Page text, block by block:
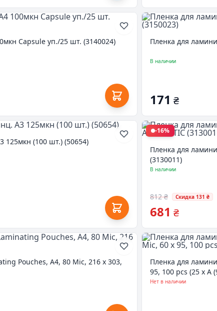
Capsule уп./25 шт. (3140024) Пленка для
В наличии
171 ₴
125мкн (100 шт.) (50654)
-16%
Пленка для
(3130011)
В наличии
812 ₴ Скидка 131 ₴
681 ₴
Pouches, A4, 80 Mic, 216 x 303,
Пленка для
95, 100 pcs (25 x A
Нет в наличии